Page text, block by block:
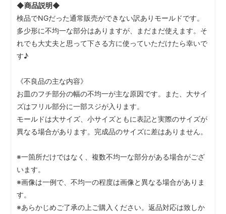
◆商品説明◆
検品でNGだった通常販売ができない訳ありモールドです。
多少形に不均一な部分はありますが、まだまだ使えます。そ
れでも大丈夫と思って下さる方に使っていただけたら幸いで
す♪
《不良品の主な内容》
お皿のフチ部分の幅の不均一が主な原因です。また、大サイ
ズはフリル部分に一部スジが入ります。
モールドは大サイズ、小サイズともに表記と実際のサイズが
異なる場合があります。完成品のサイズに差はありません。
※一箇所だけではなく、複数不均一な部分がある場合がござ
います。
※画像は一例で、不均一の程度は画像と異なる場合がありま
す。
※あらかじめご了承の上ご購入ください。返品対応は致しか